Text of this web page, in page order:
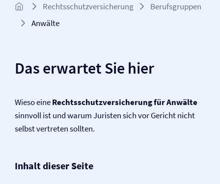
Rechtsschutz­­versicherung
Berufsgruppen
Anwälte
Das erwartet Sie hier
Wieso eineRechtsschutz­versicherung für Anwälte
sinnvoll ist und warum Juristen sich vor Gericht nicht
selbst vertreten sollten.
Inhalt dieser Seite